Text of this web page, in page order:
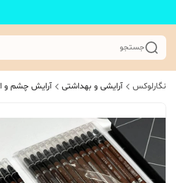
جستجو
نگارلوکس آرایشی و بهداشتی آرایش چشم و